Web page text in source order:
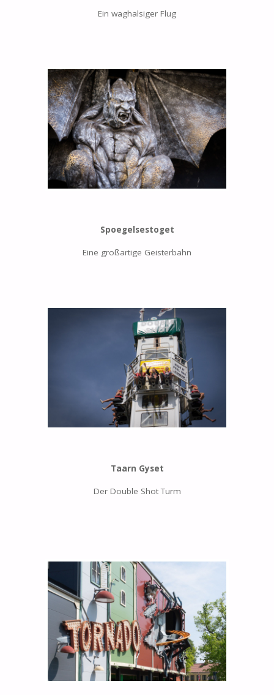
Ein waghalsiger Flug
Spoegelsestoget
Eine großartige Geisterbahn
Taarn Gyset
Der Double Shot Turm